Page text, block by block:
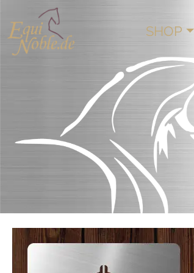
SHOP